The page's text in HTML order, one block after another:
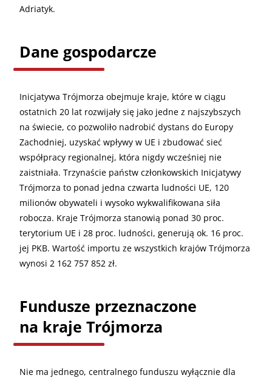
Adriatyk.
Dane gospodarcze
Inicjatywa Trójmorza obejmuje kraje, które w ciągu
ostatnich 20 lat rozwijały się jako jedne z najszybszych
na świecie, co pozwoliło nadrobić dystans do Europy
Zachodniej, uzyskać wpływy w UE i zbudować sieć
współpracy regionalnej, która nigdy wcześniej nie
zaistniała. Trzynaście państw członkowskich Inicjatywy
Trójmorza to ponad jedna czwarta ludności UE, 120
milionów obywateli i wysoko wykwalifikowana siła
robocza. Kraje Trójmorza stanowią ponad 30 proc.
terytorium UE i 28 proc. ludności, generują ok. 16 proc.
jej PKB. Wartość importu ze wszystkich krajów Trójmorza
wynosi 2 162 757 852 zł.
Fundusze przeznaczone
na kraje Trójmorza
Nie ma jednego, centralnego funduszu wyłącznie dla